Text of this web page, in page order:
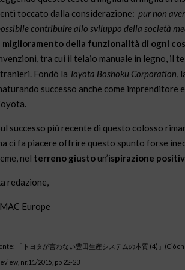
toccato dalla considerazione: pur non
contribuire allo sviluppo della società
miglioramento della funzionalità di ogni
tra cui il telaio manuale in legno, il
Fondò la Toyota Boshoku Corporation,
successo anche come
successo più recente di questo colosso
ci fa piacere offrire questo spunto forse
nel terreno giustoun’ispirazione
redazione,
Europe
「トヨタが言わない豊田生産システムの本質 (4)」(Ciò
nr.11/2015, pp 22-23